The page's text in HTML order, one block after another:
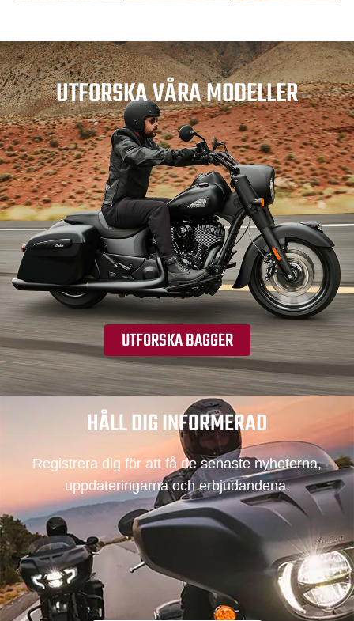
UTFORSKA VÅRA MODELLER
UTFORSKA BAGGER
HÅLL DIG INFORMERAD
Registrera dig för att få de senaste nyheterna,
uppdateringarna och erbjudandena.